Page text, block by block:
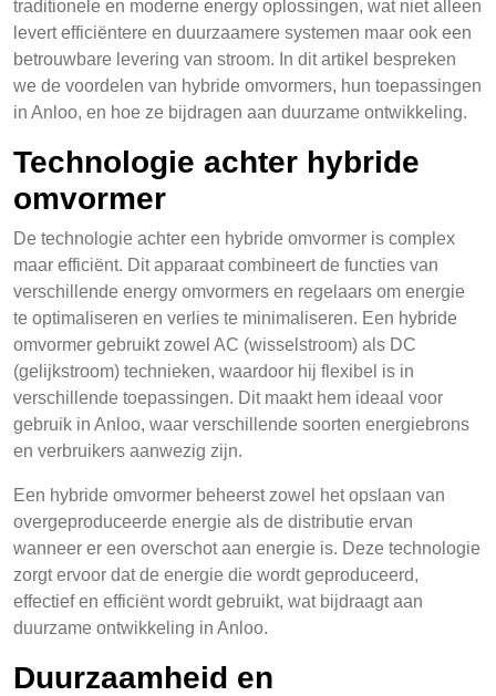
traditionele en moderne energy oplossingen, wat niet alleen
levert efficiëntere en duurzaamere systemen maar ook een
betrouwbare levering van stroom. In dit artikel bespreken
we de voordelen van hybride omvormers, hun toepassingen
in Anloo, en hoe ze bijdragen aan duurzame ontwikkeling.
Technologie achter hybride
omvormer
De technologie achter een hybride omvormer is complex
maar efficiënt. Dit apparaat combineert de functies van
verschillende energy omvormers en regelaars om energie
te optimaliseren en verlies te minimaliseren. Een hybride
omvormer gebruikt zowel AC (wisselstroom) als DC
(gelijkstroom) technieken, waardoor hij flexibel is in
verschillende toepassingen. Dit maakt hem ideaal voor
gebruik in Anloo, waar verschillende soorten energiebrons
en verbruikers aanwezig zijn.
Een hybride omvormer beheerst zowel het opslaan van
overgeproduceerde energie als de distributie ervan
wanneer er een overschot aan energie is. Deze technologie
zorgt ervoor dat de energie die wordt geproduceerd,
effectief en efficiënt wordt gebruikt, wat bijdraagt aan
duurzame ontwikkeling in Anloo.
Duurzaamheid en